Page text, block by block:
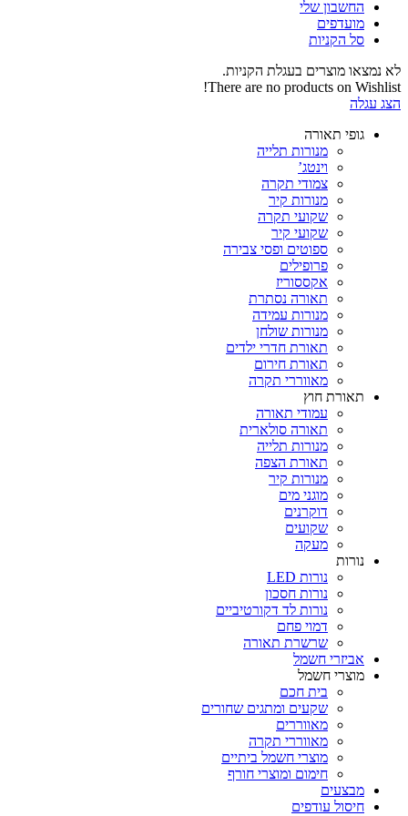
החשבון שלי‬
‫מועדפים‬‬
סל הקניות
לא נמצאו מוצרים בעגלת הקניות.
There are no products on Wishlist!
הצג עגלה
גופי תאורה
מנורות תלייה
וינטג’
צמודי תקרה
מנורות קיר
שקועי תקרה
שקועי קיר
ספוטים ופסי צבירה
פרופילים
אקססוריז
תאורה נסתרת
מנורות עמידה
מנורות שולחן
תאורת חדרי ילדים
תאורת חירום
מאווררי תקרה
תאורת חוץ
עמודי תאורה
תאורה סולארית
מנורות תלייה
תאורת הצפה
מנורות קיר
מוגני מים
דוקרנים
שקועים
מעקה
נורות
נורות LED
נורות חסכון
נורות לד דקורטיביים
דמוי פחם
שרשרת תאורה
אביזרי חשמל
מוצרי חשמל
בית חכם
שקעים ומתגים שחורים
מאווררים
מאווררי תקרה
מוצרי חשמל ביתיים
חימום ומוצרי חורף
מבצעים
חיסול עודפים